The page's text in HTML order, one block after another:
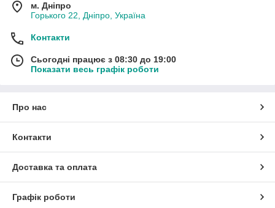
м. Дніпро
Горького 22, Дніпро, Україна
Контакти
Сьогодні працює з 08:30 до 19:00
Показати весь графік роботи
Про нас
Контакти
Доставка та оплата
Графік роботи